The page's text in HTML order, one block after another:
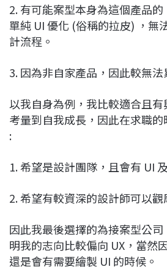
2. 有可能案型本身為這個產品
單純 UI 優化 (俗稱的拉皮) ，無
計流程。
3. 因為非自家產品，因此較無法
以我自身為例，我比較適合且
考量到自我成長，因此在求職
:
1. 希望是設計團隊，且會有 UI
2. 希望有較資深的設計師可以觀
因此我最後選擇的為接案型公
明我的志向比較偏向 UX，當然
還是會有需要繪製 UI 的時候。